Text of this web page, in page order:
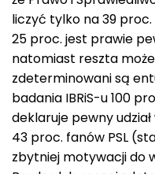
liczyć tylko na 39 proc.
25 proc. jest prawie
natomiast reszta
zdeterminowani są
badania IBRiS-u 100
deklaruje pewny
43 proc. fanów PSL
zbytniej motywacji do